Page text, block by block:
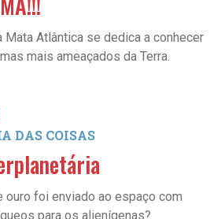
Mata Atlântica se dedica a conhecer
mais ameaçados da Terra.
DAS COISAS
ouro foi enviado ao espaço com
para os alienígenas?